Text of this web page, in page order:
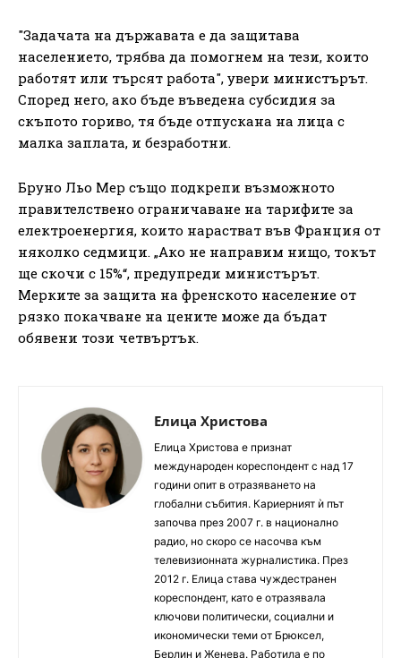
"Задачата на държавата е да защитава
населението, трябва да помогнем на тези, които
работят или търсят работа", увери министърът.
Според него, ако бъде въведена субсидия за
скъпото гориво, тя бъде отпускана на лица с
малка заплата, и безработни.
Бруно Льо Мер също подкрепи възможното
правителствено ограничаване на тарифите за
електроенергия, които нарастват във Франция от
няколко седмици. „Ако не направим нищо, токът
ще скочи с 15%“, предупреди министърът.
Мерките за защита на френското население от
рязко покачване на цените може да бъдат
обявени този четвъртък.
Елица Христова
Елица Христова е признат
международен кореспондент с над 17
години опит в отразяването на
глобални събития. Кариерният ѝ път
започва през 2007 г. в национално
радио, но скоро се насочва към
телевизионната журналистика. През
2012 г. Елица става чуждестранен
кореспондент, като е отразявала
ключови политически, социални и
икономически теми от Брюксел,
Берлин и Женева. Работила е по